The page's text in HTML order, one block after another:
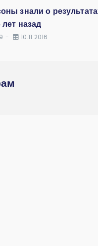
знали о
назад
10.11.2016